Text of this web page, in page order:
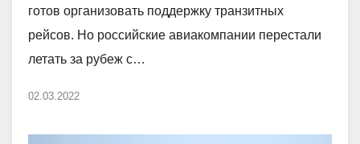
готов организовать поддержку транзитных
рейсов. Но российские авиакомпании перестали
летать за рубеж с…
02.03.2022